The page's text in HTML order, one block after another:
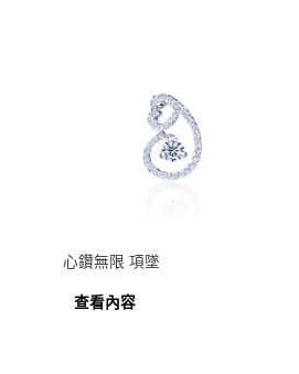
心鑽無限 項墜
查看內容